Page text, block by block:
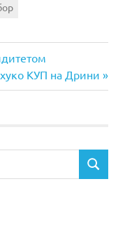
КУП на Дрини
SEARCH